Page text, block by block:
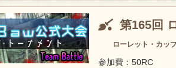
第165回
ローレット・カッ
参加費：50RC